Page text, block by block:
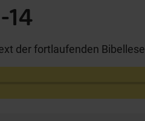
14
der fortlaufenden Bibellese